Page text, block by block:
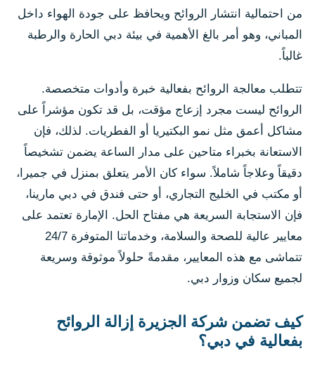
من احتمالية انتشار الروائح ويحافظ على جودة الهواء داخل
المباني، وهو أمر بالغ الأهمية في بيئة دبي الحارة والرطبة
غالباً.
تتطلب معالجة الروائح بفعالية خبرة وأدوات متخصصة.
الروائح ليست مجرد إزعاج مؤقت، بل قد تكون مؤشراً على
مشاكل أعمق مثل نمو البكتيريا أو الفطريات. لذلك، فإن
الاستعانة بخبراء متاحين على مدار الساعة يضمن تشخيصاً
دقيقاً وعلاجاً شاملاً. سواء كان الأمر يتعلق بمنزل في جميرا،
أو مكتب في الخليج التجاري، أو حتى فندق في دبي مارينا،
فإن الاستجابة السريعة هي مفتاح الحل. الإمارة تعتمد على
معايير عالية للصحة والسلامة، وخدماتنا المتوفرة 24/7
تتماشى مع هذه المعايير، مقدمةً حلولاً موثوقة وسريعة
لجميع سكان وزوار دبي.
كيف تضمن شركة الجزيرة إزالة الروائح
بفعالية في دبي؟